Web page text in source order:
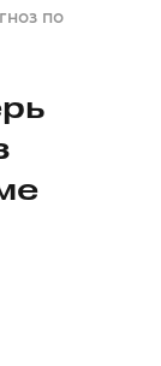
по